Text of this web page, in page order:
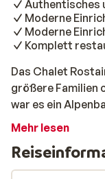
Authentisches
Moderne
Moderne
Komplett
Das Chalet
größere Familien
war es ein
restauriert und
sondern auch der
Sie sich hier
Mehr lesen